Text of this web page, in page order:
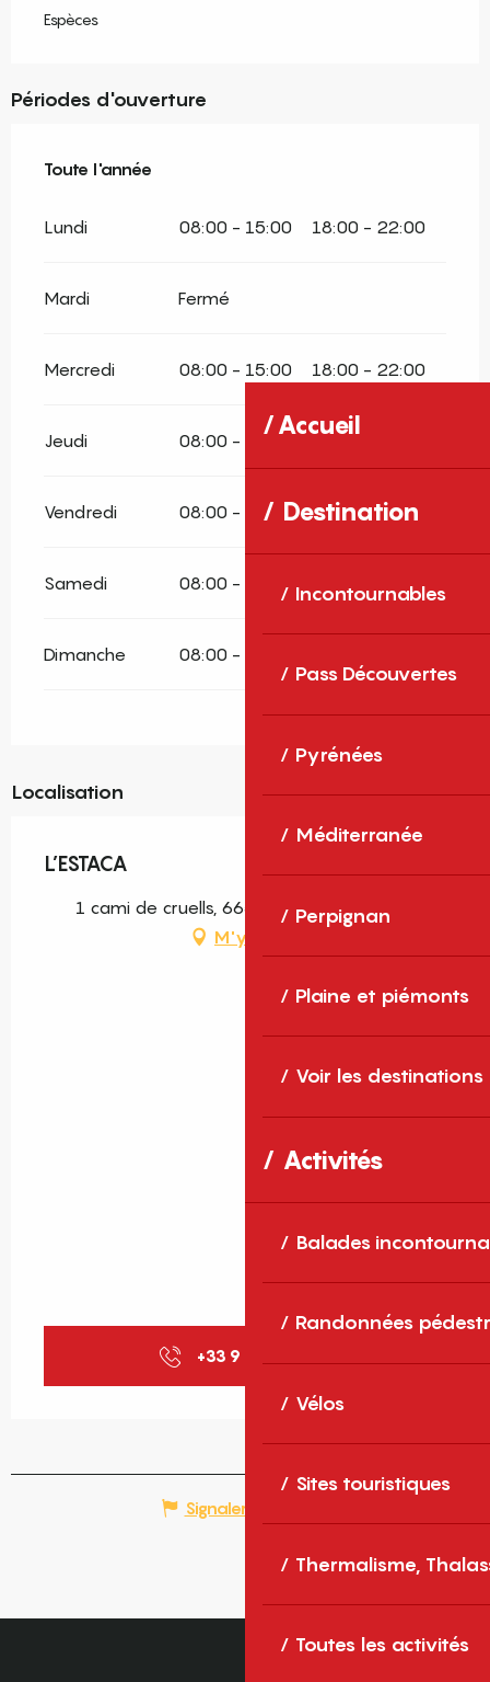
Accueil
Destination
Incontournables
Pass Découvertes
Pyrénées
Méditerranée
Perpignan
Plaine et piémonts
Voir les destinations
Activités
Balades
Randonnées
Vélos
Sites touristiques
Thermalisme,
Toutes les activités
Espèces
Périodes d'ouverture
Toute l'année
Toute l'année
Lundi 08:00 - 15:00 18:00 - 22:00
Mardi Fermé
Mercredi 08:00 - 15:00 18:00 - 22:00
Jeudi 08:00 - 15:00 18:00 - 22:00
Vendredi 08:00 - 15:00 18:00 - 22:00
Samedi 08:00 - 15:00 18:00 - 22:00
Dimanche 08:00 - 15:00
Localisation
L’ESTACA
1 cami de cruells, 66500 Molitg-les-Bains
M'y rendre
+33 9 61 29 11
Signaler une erreur